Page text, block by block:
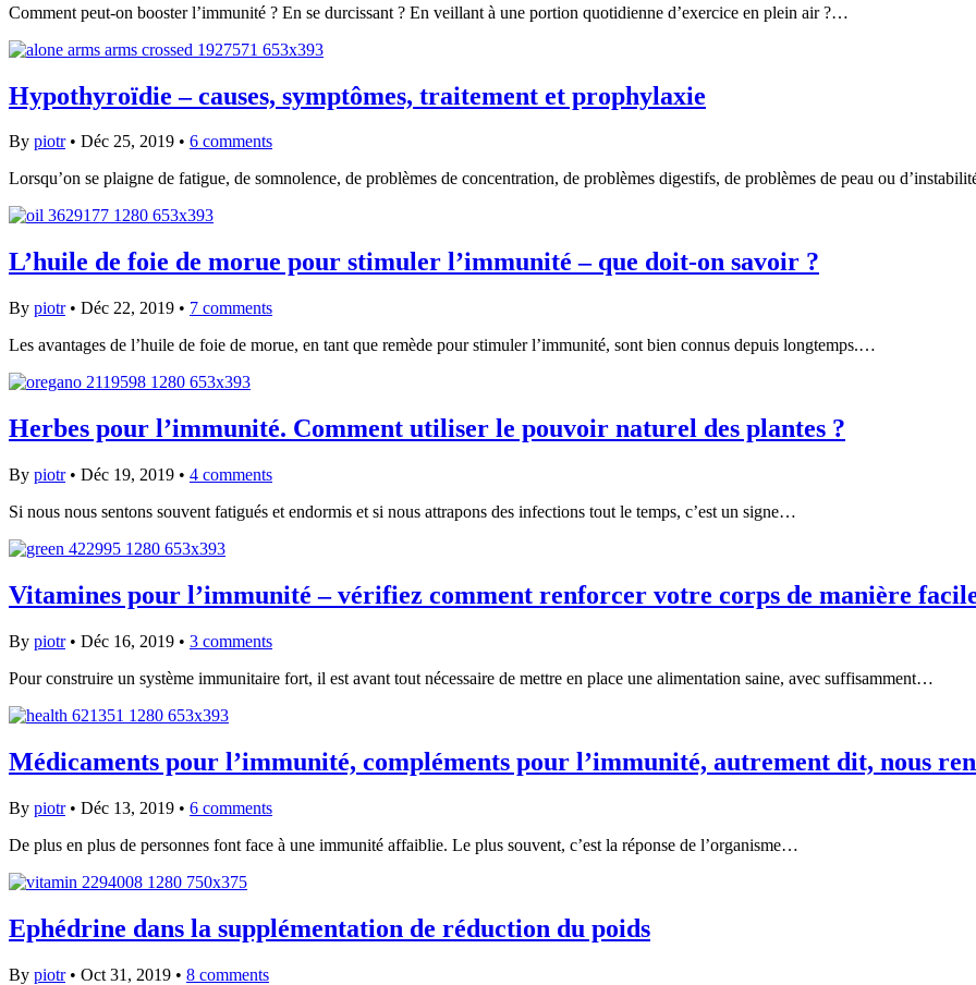
Comment peut-on booster l’immunité ? En se durcissant ? En veillant à une portion quotidienne d’exercice en plein air ?…
Hypothyroïdie – causes, symptômes, traitement et prophylaxie
By piotr• Déc 25, 2019 • 6 comments
Lorsqu’on se plaigne de fatigue, de somnolence, de problèmes de concentration, de problèmes digestifs, de problèmes de peau ou
L’huile de foie de morue pour stimuler l’immunité – que doit-on savoir ?
By piotr• Déc 22, 2019 • 7 comments
Les avantages de l’huile de foie de morue, en tant que remède pour stimuler l’immunité, sont bien connus depuis longtemps.…
Herbes pour l’immunité. Comment utiliser le pouvoir naturel des plantes ?
By piotr• Déc 19, 2019 • 4 comments
Si nous nous sentons souvent fatigués et endormis et si nous attrapons des infections tout le temps, c’est un signe…
Vitamines pour l’immunité – vérifiez comment renforcer votre corps de manière
By piotr• Déc 16, 2019 • 3 comments
Pour construire un système immunitaire fort, il est avant tout nécessaire de mettre en place une alimentation saine, avec suffisamment…
Médicaments pour l’immunité, compléments pour l’immunité, autrement dit, nous
By piotr• Déc 13, 2019 • 6 comments
De plus en plus de personnes font face à une immunité affaiblie. Le plus souvent, c’est la réponse de l’organisme…
Ephédrine dans la supplémentation de réduction du poids
By piotr• Oct 31, 2019 • 8 comments